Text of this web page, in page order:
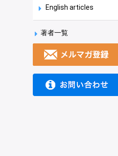
English articles
著者一覧